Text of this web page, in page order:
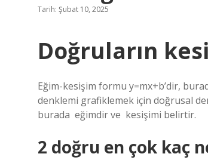
Tarih: Şubat 10, 2025
Doğruların
Eğim-kesişim formu y=mx+b’dir,
denklemi grafiklemek için doğrusal
burada ‍ eğimdir ve ‍ kesişimi belirtir.
2 doğru en çok kaç